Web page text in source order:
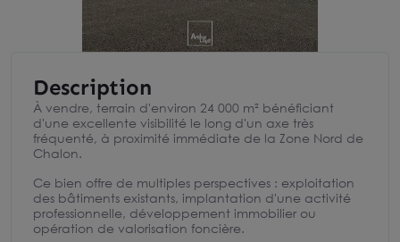
Description
À vendre, terrain d'environ 24 000 m² bénéficiant
d'une excellente visibilité le long d'un axe très
fréquenté, à proximité immédiate de la Zone Nord de
Chalon.
Ce bien offre de multiples perspectives : exploitation
des bâtiments existants, implantation d'une activité
professionnelle, développement immobilier ou
opération de valorisation foncière.